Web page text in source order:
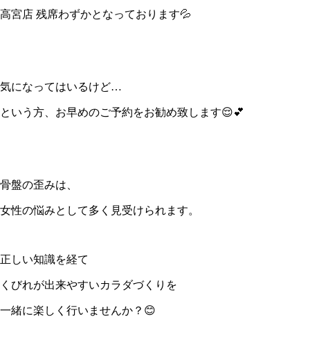
高宮店 残席わずかとなっております💦
気になってはいるけど…
という方、お早めのご予約をお勧め致します😌💕
骨盤の歪みは、
女性の悩みとして多く見受けられます。
正しい知識を経て
くびれが出来やすいカラダづくりを
一緒に楽しく行いませんか？😊